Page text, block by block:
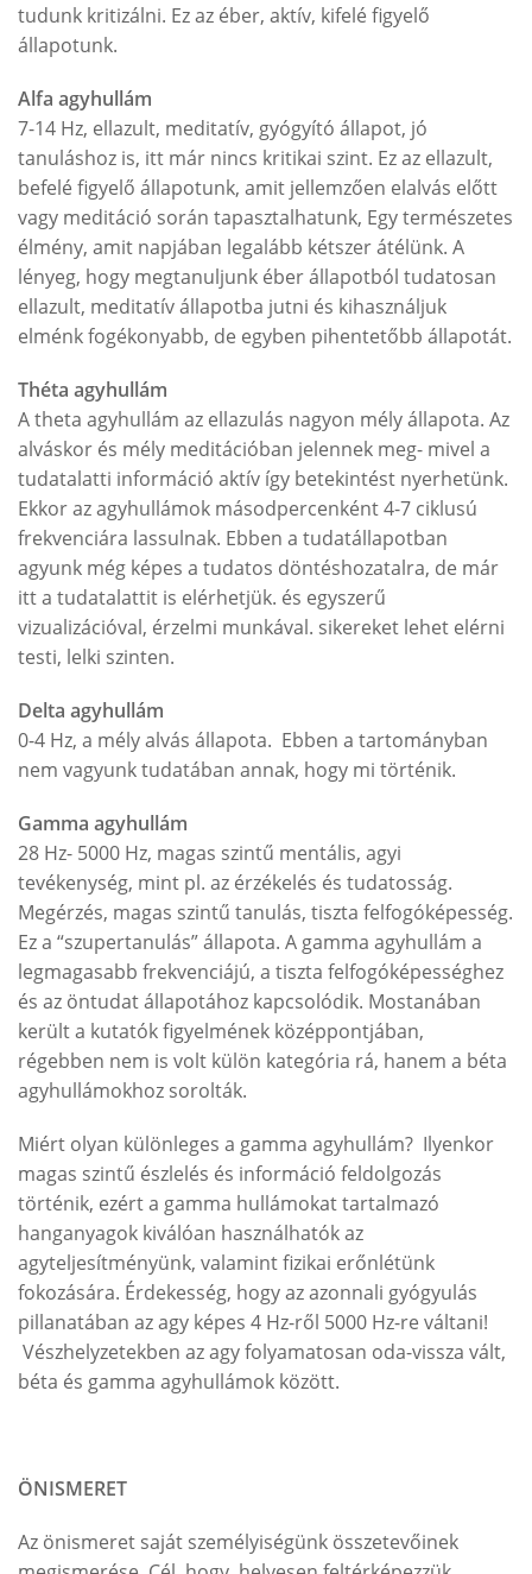
tudunk kritizálni. Ez az éber, aktív, kifelé figyelő
állapotunk.
Alfa agyhullám
7-14 Hz, ellazult, meditatív, gyógyító állapot, jó
tanuláshoz is, itt már nincs kritikai szint. Ez az ellazult,
befelé figyelő állapotunk, amit jellemzően elalvás előtt
vagy meditáció során tapasztalhatunk, Egy természetes
élmény, amit napjában legalább kétszer átélünk. A
lényeg, hogy megtanuljunk éber állapotból tudatosan
ellazult, meditatív állapotba jutni és kihasználjuk
elménk fogékonyabb, de egyben pihentetőbb állapotát.
Théta agyhullám
A theta agyhullám az ellazulás nagyon mély állapota. Az
alváskor és mély meditációban jelennek meg- mivel a
tudatalatti információ aktív így betekintést nyerhetünk.
Ekkor az agyhullámok másodpercenként 4-7 ciklusú
frekvenciára lassulnak. Ebben a tudatállapotban
agyunk még képes a tudatos döntéshozatalra, de már
itt a tudatalattit is elérhetjük. és egyszerű
vizualizációval, érzelmi munkával. sikereket lehet elérni
testi, lelki szinten.
Delta agyhullám
0-4 Hz, a mély alvás állapota. Ebben a tartományban
nem vagyunk tudatában annak, hogy mi történik.
Gamma agyhullám
28 Hz- 5000 Hz, magas szintű mentális, agyi
tevékenység, mint pl. az érzékelés és tudatosság.
Megérzés, magas szintű tanulás, tiszta felfogóképesség.
Ez a “szupertanulás” állapota. A gamma agyhullám a
legmagasabb frekvenciájú, a tiszta felfogóképességhez
és az öntudat állapotához kapcsolódik. Mostanában
került a kutatók figyelmének középpontjában,
régebben nem is volt külön kategória rá, hanem a béta
agyhullámokhoz sorolták.
Miért olyan különleges a gamma agyhullám? Ilyenkor
magas szintű észlelés és információ feldolgozás
történik, ezért a gamma hullámokat tartalmazó
hanganyagok kiválóan használhatók az
agyteljesítményünk, valamint fizikai erőnlétünk
fokozására. Érdekesség, hogy az azonnali gyógyulás
pillanatában az agy képes 4 Hz-ről 5000 Hz-re váltani!
Vészhelyzetekben az agy folyamatosan oda-vissza vált,
béta és gamma agyhullámok között.
ÖNISMERET
Az önismeret saját személyiségünk összetevőinek